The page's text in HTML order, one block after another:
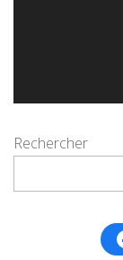
Rechercher